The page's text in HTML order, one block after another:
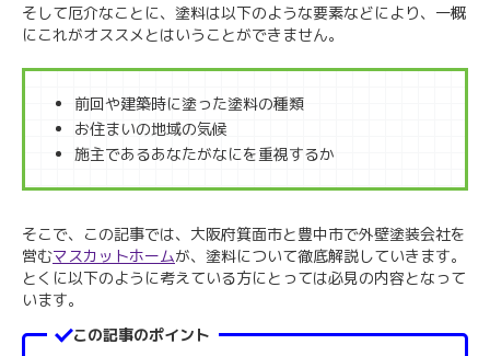
そして厄介なことに、塗料は以下のような要素などにより、一概
にこれがオススメとはいうことができません。
前回や建築時に塗った塗料の種類
お住まいの地域の気候
施主であるあなたがなにを重視するか
そこで、この記事では、大阪府箕面市と豊中市で外壁塗装会社を
営むマスカットホームが、塗料について徹底解説していきます。
とくに以下のように考えている方にとっては必見の内容となって
います。
この記事のポイント